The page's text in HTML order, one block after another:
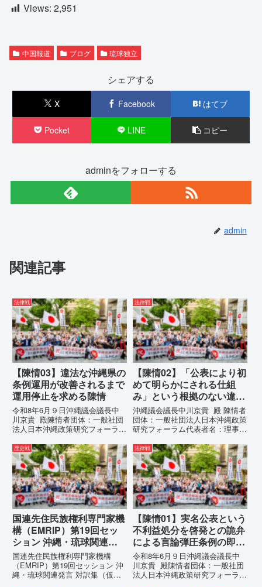
Views: 2,951
中国報道 ブログ 琉球独立
シェアする
X Facebook はてブ
Pocket LINE コピー
adminをフォローする
admin
関連記事
法律戦
【陳情03】違法な沖縄県の
条例運用が改善されるまで
運用停止を求める陳情
令和8年6月９日沖縄議会議長中
川京貴 殿陳情者団体：一般社団
法人日本沖縄政策研究フォーラム
所：沖縄県那覇市電 話：080-違
法な沖縄県の条例運用が改善され
るまで運用停止を求める陳情陳情
の趣旨沖縄県は、「沖縄県...
法律戦
【陳情02】「公表により初
めて明らかにされる仕組
み」という根拠のない違法
運用の指摘と条例運用の停
止を求める陳情書
沖縄議会議長中川京貴 殿 陳情者
団体：一般社団法人日本沖縄政策
研究フォーラム代表者名：理事
市電 話：080- 「公表により初
めて明らかにされる仕組み」とい
う根拠のない違法運用の指摘と条
例運用の停止を求める陳情...
歴史戦
国連先住民族権利専門家機
構（EMRIP）第19回セッ
ション 沖縄・琉球関連発
言 対訳集（仮訳）
国連先住民族権利専門家機構
（EMRIP）第19回セッション 沖
縄・琉球関連発言 対訳集（仮
法律戦
【陳情01】実名公表という
不利益処分を啓発との詭弁
による言論弾圧条例の即時
運用停止を求める陳情
令和8年6月９日沖縄議会議長中
川京貴 殿陳情者団体：一般社団
法人日本沖縄政策研究フォーラム